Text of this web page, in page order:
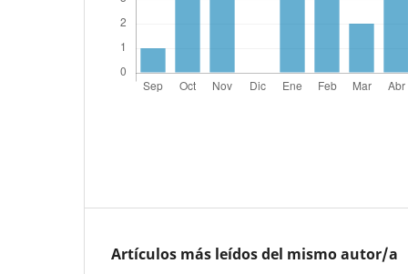
Artículos más leídos del mismo autor/a